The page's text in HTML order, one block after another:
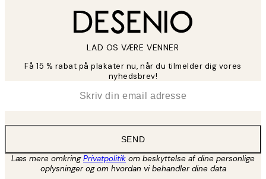
LAD OS VÆRE VENNER
Få 15 % rabat på plakater nu, når du tilmelder dig vores
nyhedsbrev!
SEND
Læs mere omkringPrivatpolitik om beskyttelse af dine personlige
oplysninger og om hvordan vi behandler dine data